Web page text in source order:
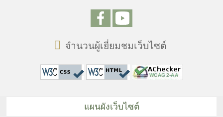
จำนวนผู้เยี่ยมชมเว็บไซต์
แผนผังเว็บไซต์